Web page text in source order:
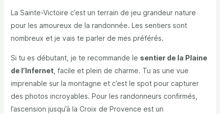
La Sainte-Victoire c’est un terrain de jeu grandeur nature
pour les amoureux de la randonnée. Les sentiers sont
nombreux et je vais te parler de mes préférés.
Si tu es débutant, je te recommande le sentier de la Plaine
de l’Infernet, facile et plein de charme. Tu as une vue
imprenable sur la montagne et c’est le spot pour capturer
des photos incroyables. Pour les randonneurs confirmés,
l’ascension jusqu’à la Croix de Provence est un